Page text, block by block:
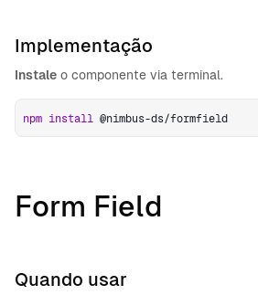
Implementação
Instale o componente via terminal.
npm install @nimbus-ds/formfield
Form Field
Quando usar